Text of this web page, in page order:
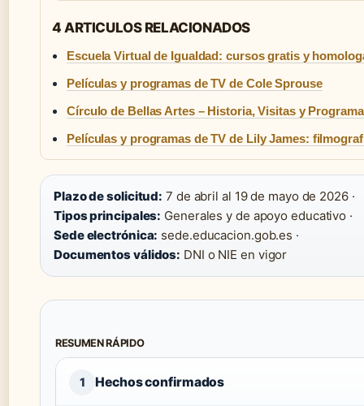
4 ARTICULOS RELACIONADOS
Escuela Virtual de Igualdad: cursos gratis y
Películas y programas de TV de Cole Sprouse
Círculo de Bellas Artes – Historia, Visitas y
Películas y programas de TV de Lily James:
Plazo de solicitud: 7 de abril al 19 de mayo de 2026 ·
Tipos principales: Generales y de apoyo educativo ·
Sede electrónica: sede.educacion.gob.es ·
Documentos válidos: DNI o NIE en vigor
RESUMEN RÁPIDO
1 Hechos confirmados